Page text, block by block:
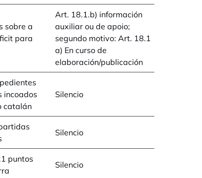
sobre a
para
Art. 18.1.b) información
auxiliar ou de apoio;
segundo motivo: Art. 18.1
a) En curso de
elaboración/publicación
incoados
catalán
Silencio
Silencio
puntos
Silencio